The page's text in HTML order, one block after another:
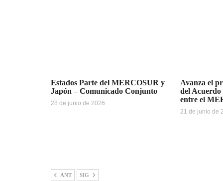
Estados Parte del MERCOSUR y
Japón – Comunicado Conjunto
28 de junio de 2026
Avanza el
del
entre el
21 de junio de
ANT SIG